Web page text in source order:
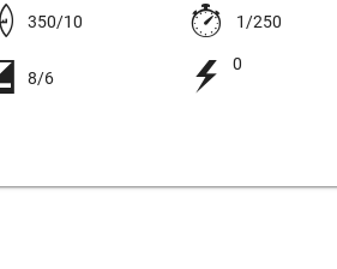
350/10 1/250
8/6
0